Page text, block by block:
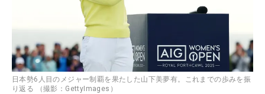
日本勢6人目のメジャー制覇を果たした山下美夢有。これまでの歩みを振
り返る （撮影：GettyImages）